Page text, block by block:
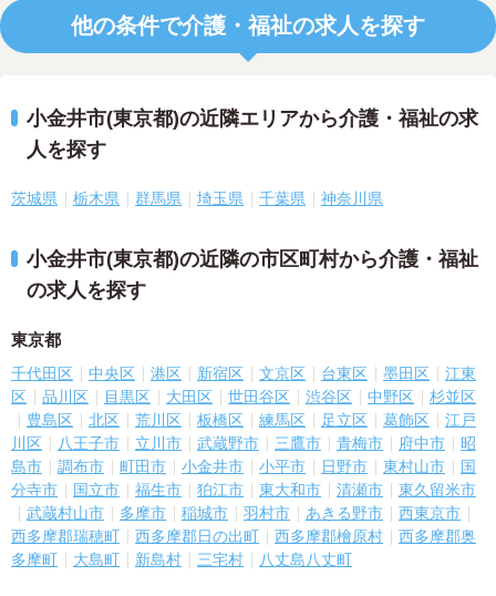
他の条件で介護・福祉の求人を探す
小金井市(東京都)の近隣エリアから介護・福祉の求
人を探す
茨城県 栃木県 群馬県 埼玉県 千葉県 神奈川県
小金井市(東京都)の近隣の市区町村から介護・福祉
の求人を探す
東京都
千代田区 中央区 港区 新宿区 文京区 台東区 墨田区
江東
区
品川区 目黒区 大田区 世田谷区 渋谷区 中野区
杉並区
豊島区
北区 荒川区 板橋区 練馬区 足立区 葛飾区
江戸
川区
八王子市 立川市 武蔵野市 三鷹市 青梅市 府中市
昭
島市
調布市 町田市 小金井市 小平市 日野市 東村山市
国
分寺市
国立市 福生市 狛江市 東大和市 清瀬市
東久留米市
武蔵村山市
多摩市 稲城市 羽村市 あきる野市
西東京市
西多摩郡瑞穂町
西多摩郡日の出町 西多摩郡檜原村
西多摩郡奥
多摩町
大島町 新島村 三宅村 八丈島八丈町